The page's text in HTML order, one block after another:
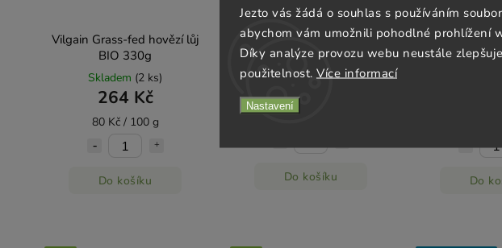
Jezto vás žádá o souhlas s používáním
abychom vám umožnili pohodlné prohlížení
Díky analýze provozu webu neustále
použitelnost. Více informací
Nastavení
Vilgain Grass-fed hovězí lůj
BIO 330g
Skladem (2 ks)
264 Kč
80 Kč / 100 g
Do košíku
Vilgain Hovězí lůj 300 ml
Skladem(3 ks)
134 Kč
44,67 Kč / 100 ml
Do košíku
Olej
lisovaný -
Do